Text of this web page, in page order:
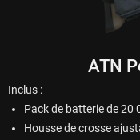
ATN
Inclus :
Pack de batterie de 20
Housse de crosse